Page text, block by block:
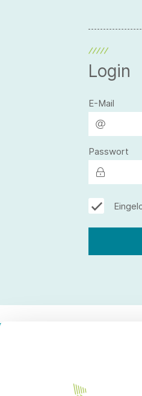
Login
E-Mail
Passwort